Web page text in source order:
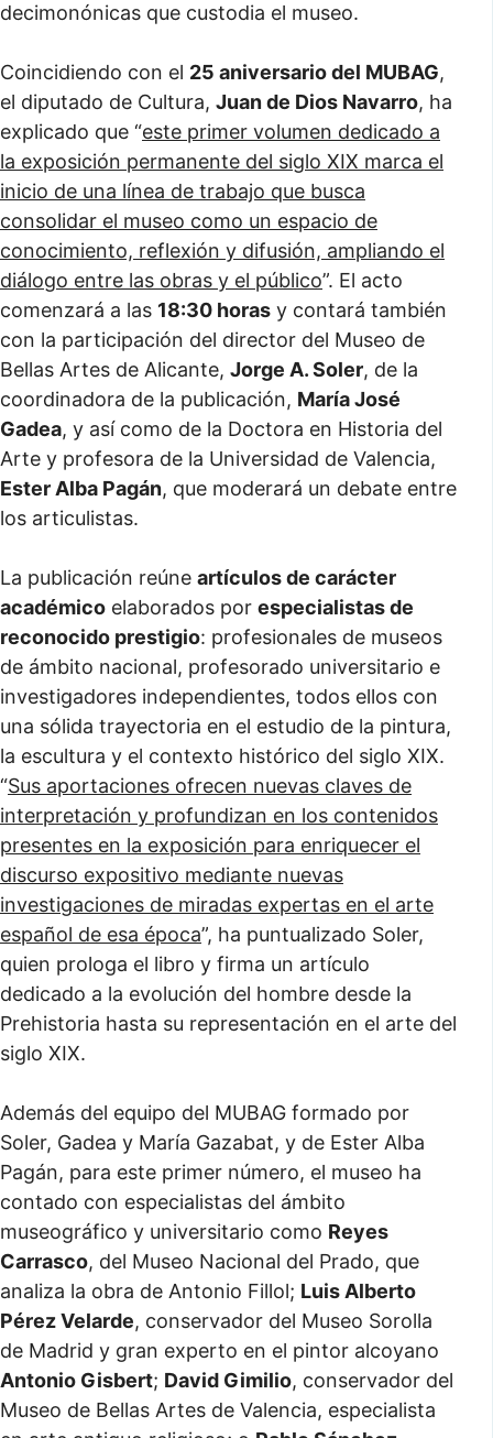
decimonónicas que custodia el museo.
Coincidiendo con el 25 aniversario del MUBAG,
el diputado de Cultura, Juan de Dios Navarro, ha
explicado que “este primer volumen dedicado a
la exposición permanente del siglo XIX marca el
inicio de una línea de trabajo que busca
consolidar el museo como un espacio de
conocimiento, reflexión y difusión, ampliando el
diálogo entre las obras y el público”. El acto
comenzará a las 18:30 horas y contará también
con la participación del director del Museo de
Bellas Artes de Alicante, Jorge A. Soler, de la
coordinadora de la publicación, María José
Gadea, y así como de la Doctora en Historia del
Arte y profesora de la Universidad de Valencia,
Ester Alba Pagán, que moderará un debate entre
los articulistas.
La publicación reúne artículos de carácter
académico elaborados por especialistas de
reconocido prestigio: profesionales de museos
de ámbito nacional, profesorado universitario e
investigadores independientes, todos ellos con
una sólida trayectoria en el estudio de la pintura,
la escultura y el contexto histórico del siglo XIX.
“Sus aportaciones ofrecen nuevas claves de
interpretación y profundizan en los contenidos
presentes en la exposición para enriquecer el
discurso expositivo mediante nuevas
investigaciones de miradas expertas en el arte
español de esa época”, ha puntualizado Soler,
quien prologa el libro y firma un artículo
dedicado a la evolución del hombre desde la
Prehistoria hasta su representación en el arte del
siglo XIX.
Además del equipo del MUBAG formado por
Soler, Gadea y María Gazabat, y de Ester Alba
Pagán, para este primer número, el museo ha
contado con especialistas del ámbito
museográfico y universitario como Reyes
Carrasco, del Museo Nacional del Prado, que
analiza la obra de Antonio Fillol; Luis Alberto
Pérez Velarde, conservador del Museo Sorolla
de Madrid y gran experto en el pintor alcoyano
Antonio Gisbert; David Gimilio, conservador del
Museo de Bellas Artes de Valencia, especialista